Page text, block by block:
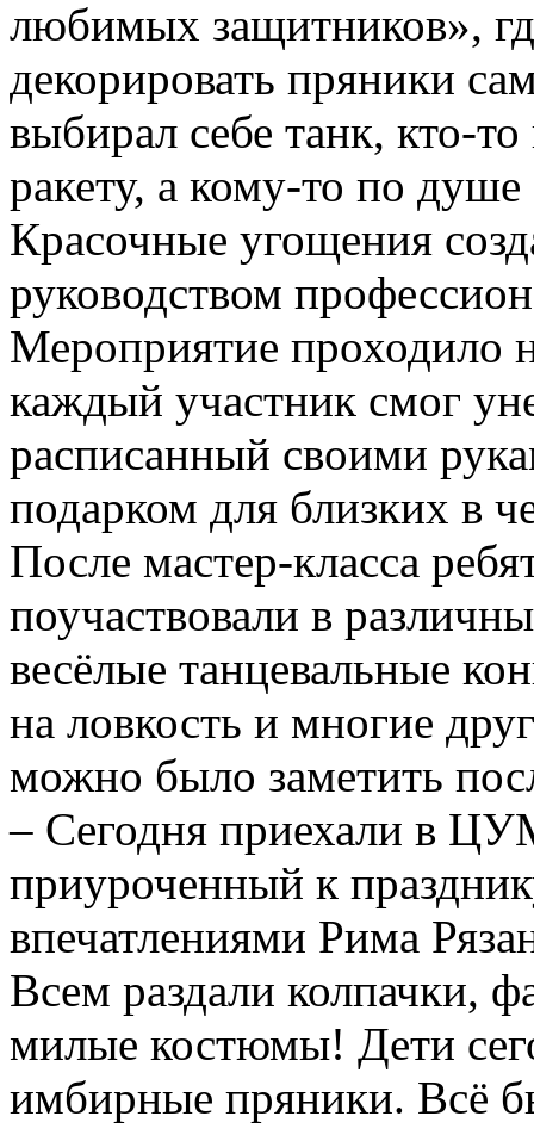
любимых защитников»,
декорировать пряники
выбирал себе танк, кто-
ракету, а кому-то по
Красочные угощения
руководством
Мероприятие проходило
каждый участник смог
расписанный своими
подарком для близких в
После мастер-класса
поучаствовали в
весёлые танцевальные
на ловкость и многие
можно было заметить
– Сегодня приехали в
приуроченный к
впечатлениями Рима
Всем раздали колпачки,
милые костюмы! Дети
имбирные пряники. Всё